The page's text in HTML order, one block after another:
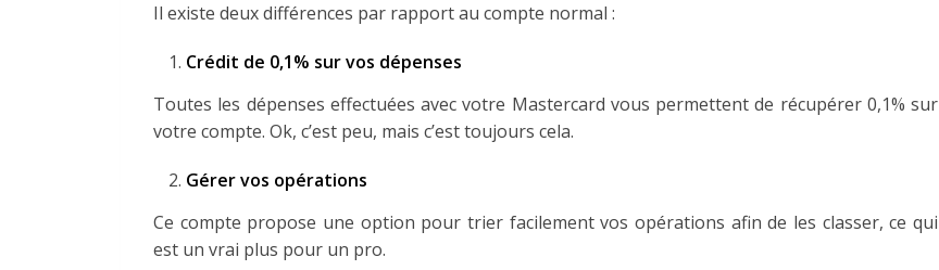
Il existe deux différences par rapport au compte normal :
Crédit de 0,1% sur vos dépenses
Toutes les dépenses effectuées avec votre Mastercard vous permettent de récupérer 0,1% sur
votre compte. Ok, c’est peu, mais c’est toujours cela.
Gérer vos opérations
Ce compte propose une option pour trier facilement vos opérations afin de les classer, ce qui
est un vrai plus pour un pro.